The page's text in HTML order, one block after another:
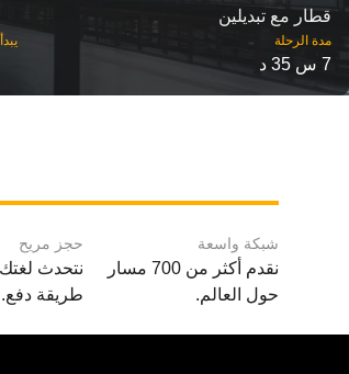
قطار مع تبديلين
مدة الرحلة
7 س 35 د
‎يبدأ السعر من
شبكة واسعة
نقدم أكثر من 700 مسار
حول العالم.
حجز مريح
طريقة دفع.